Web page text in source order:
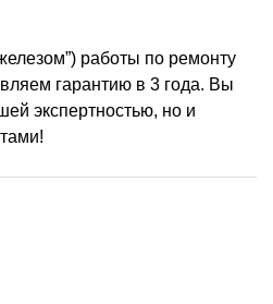
работы по ремонту
гарантию в 3 года. Вы
экспертностью, но и